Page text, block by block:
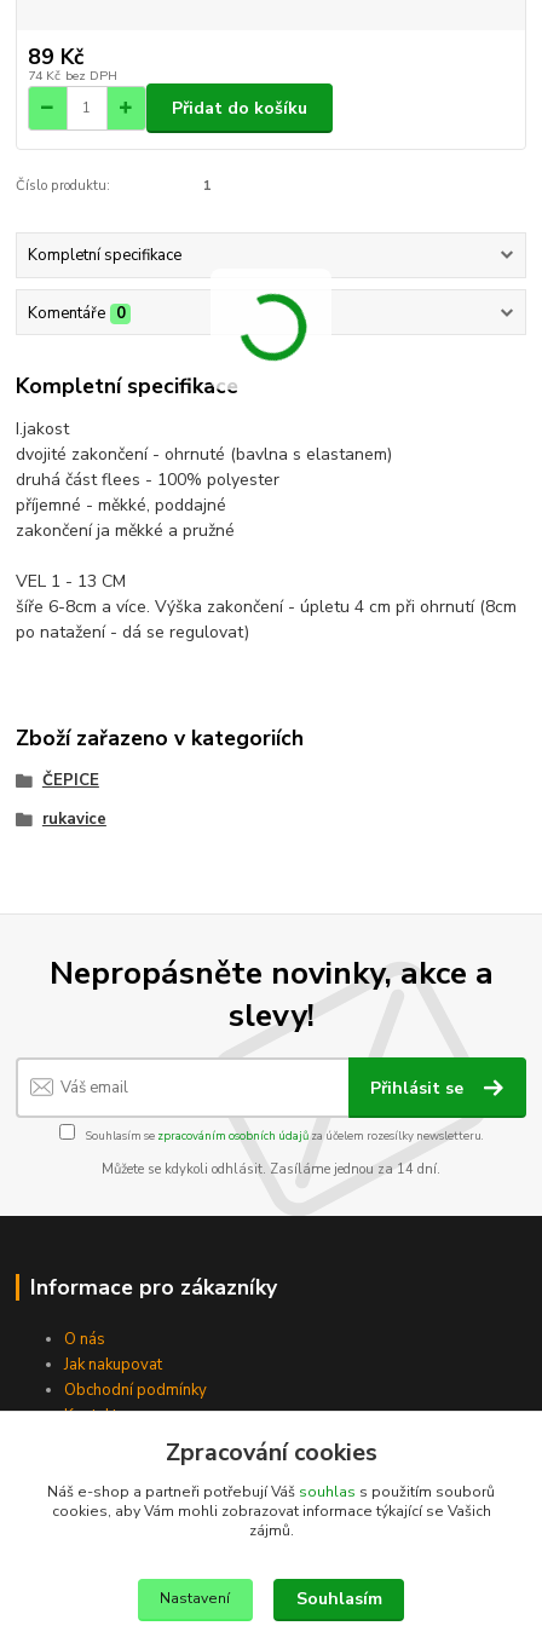
89 Kč
74 Kč bez DPH
Přidat do košíku
Číslo produktu: 1
Kompletní specifikace
Komentáře 0
Kompletní specifikace
I.jakost
dvojité zakončení - ohrnuté (bavlna s elastanem)
druhá část flees - 100% polyester
příjemné - měkké, poddajné
zakončení ja měkké a pružné
VEL 1 - 13 CM
šíře 6-8cm a více. Výška zakončení - úpletu 4 cm při ohrnutí (8cm
po natažení - dá se regulovat)
Zboží zařazeno v kategoriích
ČEPICE
rukavice
Nepropásněte novinky, akce a
slevy!
Přihlásit se
Souhlasím se zpracováním osobních údajůza účelem rozesílky newsletteru.
Můžete se kdykoli odhlásit. Zasíláme jednou za 14 dní.
Informace pro zákazníky
O nás
Jak nakupovat
Obchodní podmínky
Kontakty
Zpracování cookies
Náš e-shop a partneři potřebují Váš souhlas s použitím souborů
cookies, aby Vám mohli zobrazovat informace týkající se Vašich
zájmů.
Nastavení Souhlasím